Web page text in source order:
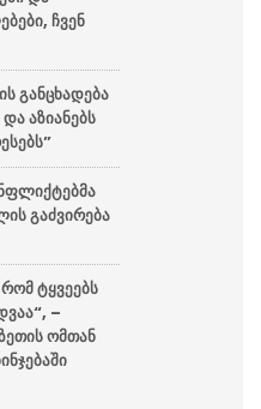
ჩვენ
განცხადება
აზიანებს
გაძვირება
ტყვეებს
–
ომთან